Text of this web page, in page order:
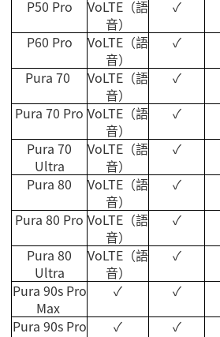
P50 Pro VoLTE （語
音）
✓
P60 Pro
VoLTE （語
音）
✓
Pura 70
VoLTE （語
音）
✓
Pura 70 Pro VoLTE （語
音）
✓
Pura 70
Ultra
VoLTE （語
音）
✓
Pura 80
VoLTE （語
音）
✓
Pura 80 Pro VoLTE （語
音）
✓
Pura 80
Ultra
VoLTE （語
音）
✓
Pura 90s Pro
Max
✓ ✓
Pura 90s Pro
✓ ✓